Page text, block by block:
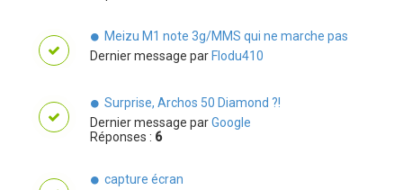
Meizu M1 note 3g/MMS qui ne marche pas
Dernier message par Flodu410
Surprise, Archos 50 Diamond ?!
Dernier message parGoogle
Réponses : 6
capture écran